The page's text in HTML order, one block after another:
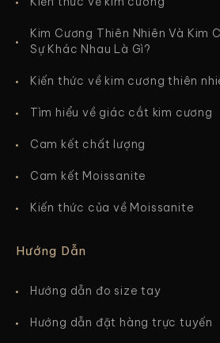
Kim Cương Thiên Nhiên Và Kim
Sự Khác Nhau Là Gì?
Kiến thức về kim cương thiên
Tìm hiểu về giác cắt kim cương
Cam kết chất lượng
Cam kết Moissanite
Kiến thức của về Moissanite
Hướng Dẫn
Hướng dẫn đo size tay
Hướng dẫn đặt hàng trực tuyến